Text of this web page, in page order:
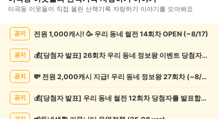
이곡동 이웃들이 직접 올린 산책기록 자랑하기 이야기를 모아봐요
공지 전원 1,000캐시! 🥳 우리 동네 썰전 14회차 OPEN (~8/17)
공지 💰[당첨자 발표] 26회차 우리 동네 정보왕 이벤트 당첨자를 발표합니다!
공지 💸 전원 2,000캐시 지급! 우리 동네 정보왕 27회차 (~8/10)
공지 💰[당첨자 발표] 우리 동네 썰전 12회차 당첨자를 발표합니다!